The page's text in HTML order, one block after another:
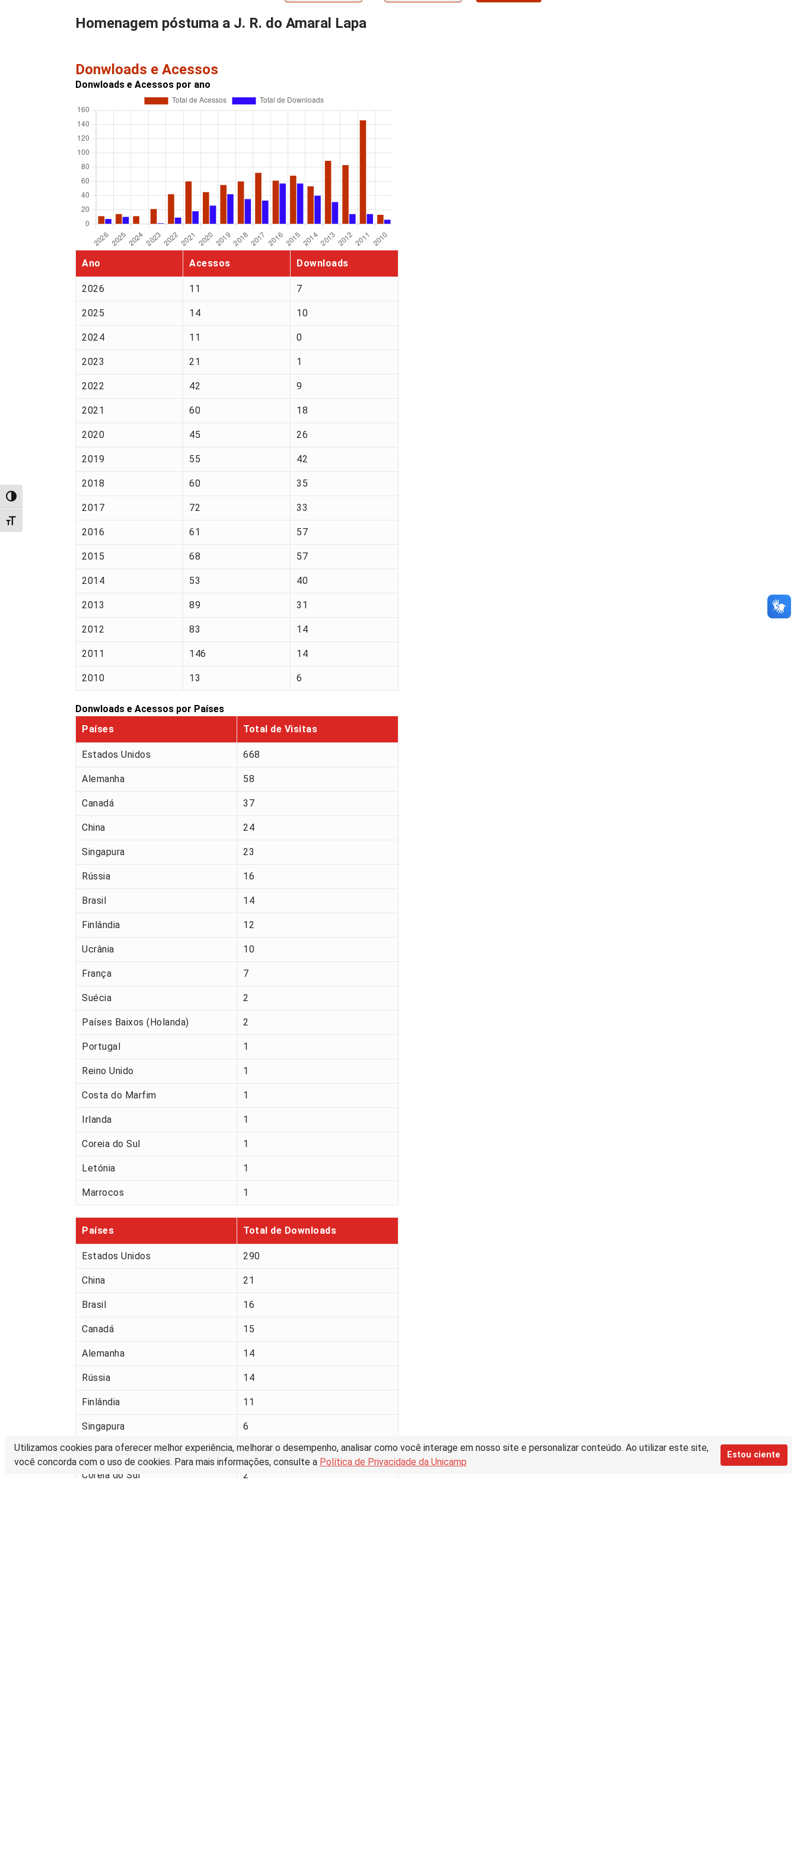
Utilizamos cookies para oferecer melhor experiência, melhorar o desempenho, analisar como você interage em nosso site e personalizar conteúdo. Ao utilizar este site,
você concorda com o uso de cookies. Para mais informações, consulte a Política de Privacidade da Unicamp
Estou ciente
Alternar alto contraste
Alternar tamanho da fonte
Homenagem póstuma a J. R. do Amaral Lapa
Donwloads e Acessos
Donwloads e Acessos por ano
Ano Acessos Downloads
2026 11 7
2025 14 10
2024 11 0
2023 21 1
2022 42 9
2021 60 18
2020 45 26
2019 55 42
2018 60 35
2017 72 33
2016 61 57
2015 68 57
2014 53 40
2013 89 31
2012 83 14
2011 146 14
2010 13 6
Donwloads e Acessos por Países
Países
Total de Visitas
Estados Unidos 668
Alemanha 58
Canadá 37
China 24
Singapura 23
Rússia 16
Brasil 14
Finlândia 12
Ucrânia 10
França 7
Suécia 2
Países Baixos (Holanda) 2
Portugal 1
Reino Unido 1
Costa do Marfim 1
Irlanda 1
Coreia do Sul 1
Letónia 1
Marrocos 1
Países Total de Downloads
Estados Unidos 290
China 21
Brasil 16
Canadá 15
Alemanha 14
Rússia 14
Finlândia 11
Singapura 6
Países Baixos (Holanda) 3
Coreia do Sul 2